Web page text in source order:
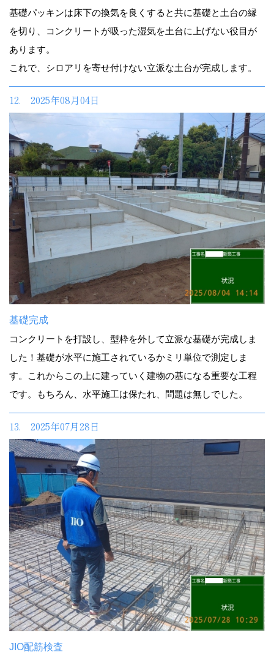
基礎パッキンは床下の換気を良くすると共に基礎と土台の縁
を切り、コンクリートが吸った湿気を土台に上げない役目が
あります。
これで、シロアリを寄せ付けない立派な土台が完成します。
12. 2025年08月04日
基礎完成
コンクリートを打設し、型枠を外して立派な基礎が完成しま
した！基礎が水平に施工されているかミリ単位で測定しま
す。これからこの上に建っていく建物の基になる重要な工程
です。もちろん、水平施工は保たれ、問題は無しでした。
13. 2025年07月28日
JIO配筋検査